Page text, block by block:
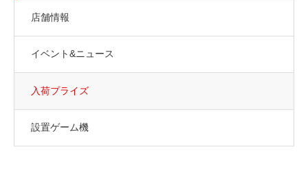
店舗情報
イベント&ニュース
入荷プライズ
設置ゲーム機